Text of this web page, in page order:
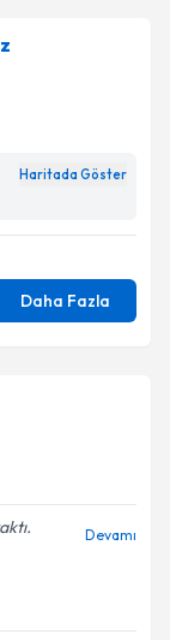
Haritada Göster
Daha Fazla
Devamı